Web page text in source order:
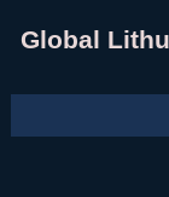
Global